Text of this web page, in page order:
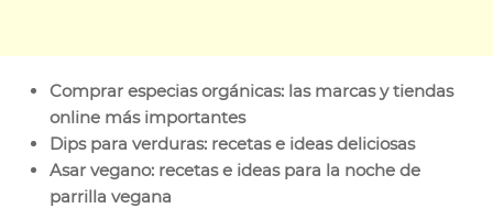
Comprar especias orgánicas: las marcas y tiendas
online más importantes
Dips para verduras: recetas e ideas deliciosas
Asar vegano: recetas e ideas para la noche de
parrilla vegana